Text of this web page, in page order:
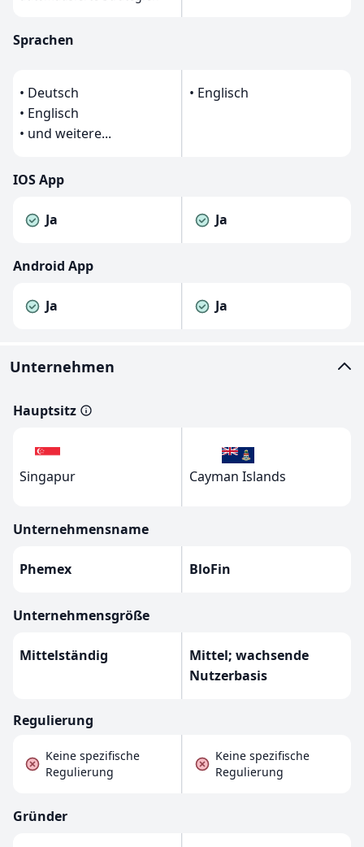
Sprachen
• Deutsch
• Englisch
• und weitere...
• Englisch
IOS App
Ja Ja
Android App
Ja Ja
Unternehmen
Hauptsitz
Singapur Cayman Islands
Unternehmensname
Phemex BloFin
Unternehmensgröße
Mittelständig
Mittel; wachsende
Nutzerbasis
Regulierung
Keine spezifische
Regulierung
Keine spezifische
Regulierung
Gründer